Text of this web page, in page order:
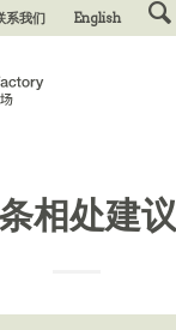
系我们 English
相处建议